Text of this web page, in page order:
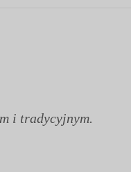
i tradycyjnym.